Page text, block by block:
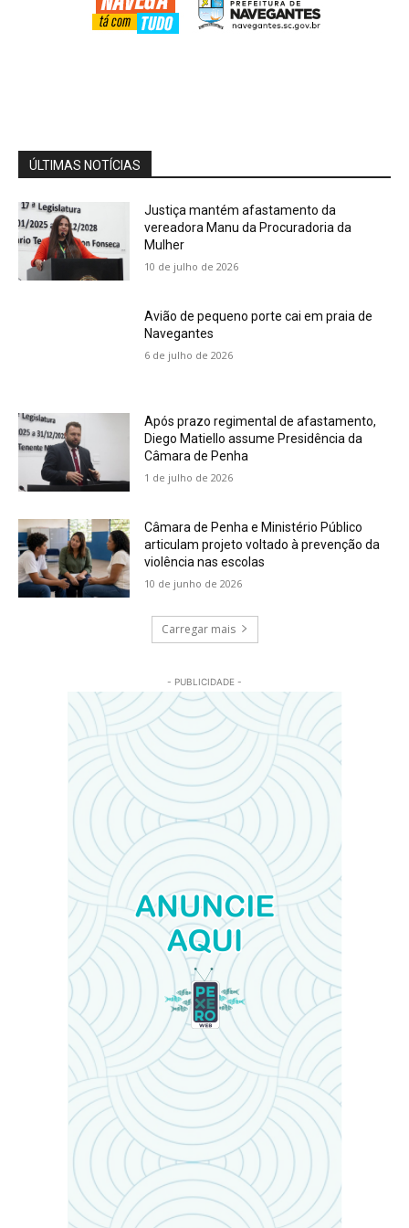
Mind
03:12
Cobertura Especial: Educador físico Felipe
ÚLTIMAS NOTÍCIAS
Justiça mantém afastamento da
vereadora Manu da Procuradoria da
Mulher
10 de julho de 2026
Avião de pequeno porte cai em praia de
Navegantes
6 de julho de 2026
Após prazo regimental de afastamento,
Diego Matiello assume Presidência da
Câmara de Penha
1 de julho de 2026
Câmara de Penha e Ministério Público
articulam projeto voltado à prevenção da
violência nas escolas
10 de junho de 2026
Carregar mais
- PUBLICIDADE -